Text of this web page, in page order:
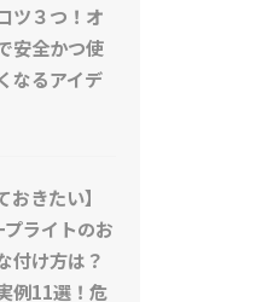
ツ３つ！オ
安全かつ使
なるアイデ
おきたい】
ライトのお
付け方は？
例11選！危